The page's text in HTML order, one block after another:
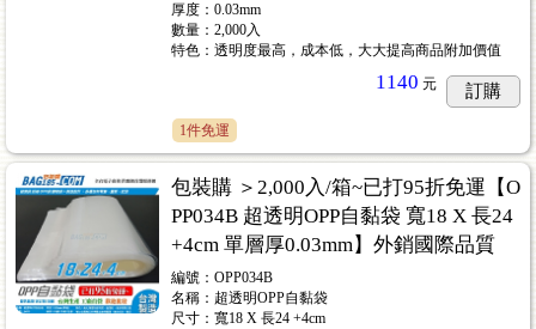
厚度：0.03mm
數量：2,000入
特色：透明度最高，成本低，大大提高商品附加價值
1140 元 訂購
1件免運
包裝購 ＞2,000入/箱~已打95折免運【O
PP034B 超透明OPP自黏袋 寬18 X 長24
+4cm 單層厚0.03mm】外銷國際品質
編號：OPP034B
名稱：超透明OPP自黏袋
尺寸：寬18 X 長24 +4cm